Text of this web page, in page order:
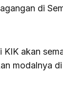
di
akan
modalnya